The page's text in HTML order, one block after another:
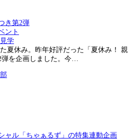
き第2弾
ント
学
夏休み。昨年好評だった「夏休み！ 親
弾を企画しました。今…
ャル「ちゃぁるず」の特集連動企画